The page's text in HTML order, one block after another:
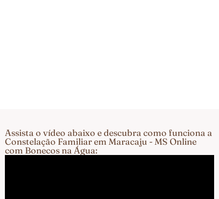
Assista o vídeo abaixo e descubra como funciona a
Constelação Familiar em Maracaju - MS Online
com Bonecos na Água: